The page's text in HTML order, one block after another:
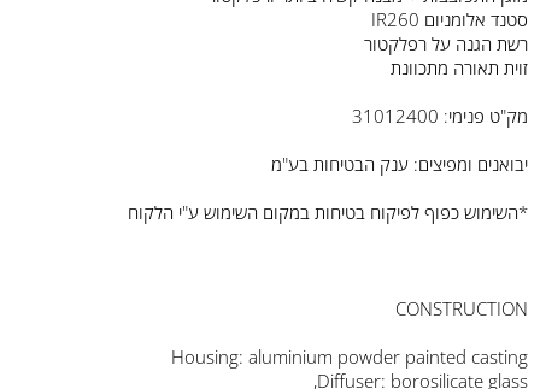
סטנד אלומניום IR260
רשת הגנה על רפלקטור
זוית תאורה מתכוונת
מק"ט פנימי: 31012400
יבואנים ומפיצים: ענק הבטיחות בע"מ
*השימוש כפוף לפיקוח בטיחות במקום השימוש ע"י הלקוח
CONSTRUCTION
Housing: aluminium powder painted casting
Diffuser: borosilicate glass,